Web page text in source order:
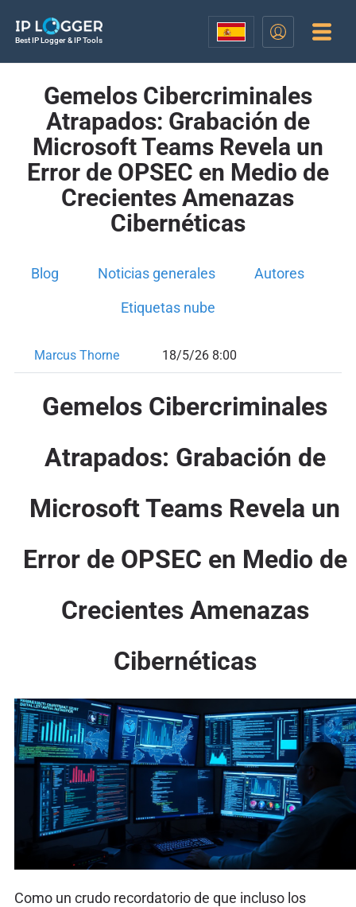
Best IP Logger & IP Tools
Gemelos Cibercriminales
Atrapados: Grabación de
Microsoft Teams Revela un
Error de OPSEC en Medio de
Crecientes Amenazas
Cibernéticas
Blog Noticias generales Autores
Etiquetas nube
Marcus Thorne 18/5/26 8:00
Gemelos Cibercriminales
Atrapados: Grabación de
Microsoft Teams Revela un
Error de OPSEC en Medio de
Crecientes Amenazas
Cibernéticas
Como un crudo recordatorio de que incluso los